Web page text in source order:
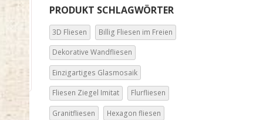
PRODUKT SCHLAGWÖRTER
3D Fliesen Billig Fliesen im Freien
Dekorative Wandfliesen
Einzigartiges Glasmosaik
Fliesen Ziegel Imitat Flurfliesen
Granitfliesen Hexagon fliesen